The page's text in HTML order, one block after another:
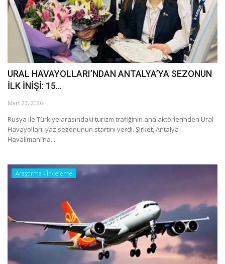
Halil ÖNCÜ kimdir?
KVKK Aydınlatma Metni
Haberler
Görüntülü
Araştırma - İnceleme
Lezzet Durakları
Röportajlar
Sizlerden Gelenler
Yorumlar
URAL HAVAYOLLARI’NDAN ANTALYA’YA SEZONUN
İLK İNİŞİ: 15...
Mart 23, 2026
Rusya ile Türkiye arasındaki turizm trafiğinin ana aktörlerinden Ural
Havayolları, yaz sezonunun startını verdi. Şirket, Antalya
Havalimanı’na...
Araştırma - İnceleme